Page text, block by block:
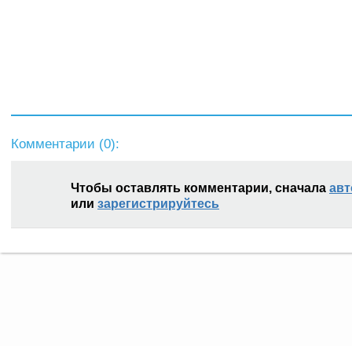
Комментарии (0):
Чтобы оставлять комментарии, сначала
или зарегистрируйтесь